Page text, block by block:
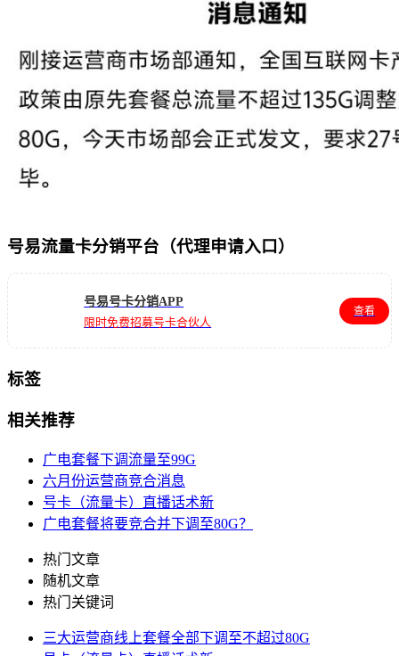
号易流量卡分销平台（代理申请入口）
号易号卡分销APP
限时免费招募号卡合伙人
查看
标签
相关推荐
广电套餐下调流量至99G
六月份运营商竞合消息
号卡（流量卡）直播话术新
广电套餐将要竞合并下调至80G？
热门文章
随机文章
热门关键词
三大运营商线上套餐全部下调至不超过80G